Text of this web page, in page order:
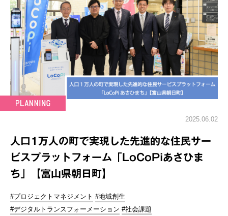
2025.06.02
人口1万人の町で実現した先進的な住民サー
ビスプラットフォーム「LoCoPiあさひま
ち」【富山県朝日町】
#プロジェクトマネジメント #地域創生
#デジタルトランスフォーメーション #社会課題